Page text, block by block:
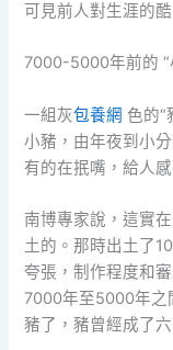
可見前人對生涯的
7000-5000年前的 “
一組灰包養網 色的“
小豬，由年夜到小
有的在抿嘴，給人
南博專家說，這實
土的。那時出土了
夸張，制作程度和
7000年至5000年之
豬了，豬曾經成了